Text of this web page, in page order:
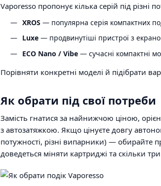
Vaporesso пропонує кілька серій під різні
XROS — популярна серія компактних
Luxe — продвинутіші пристрої з
ECO Nano / Vibe — сучасні компактні
Порівняти конкретні моделі й підібрати
Як обрати під свої потреби
Замість гнатися за найнижчою ціною,
з автозатяжкою. Якщо цінуєте довгу
потужності, різні випарники) — обирайте
доведеться міняти картриджі та скільки